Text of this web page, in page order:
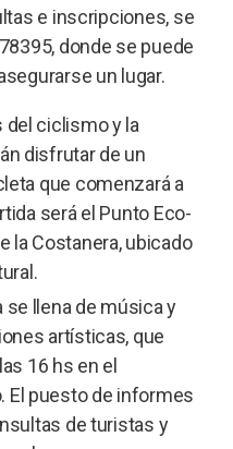
e inscripciones, se
donde se puede
un lugar.
del ciclismo y la
disfrutar de un
que comenzará a
será el Punto Eco-
la Costanera, ubicado
se llena de música y
artísticas, que
16 hs en el
El puesto de informes
de turistas y